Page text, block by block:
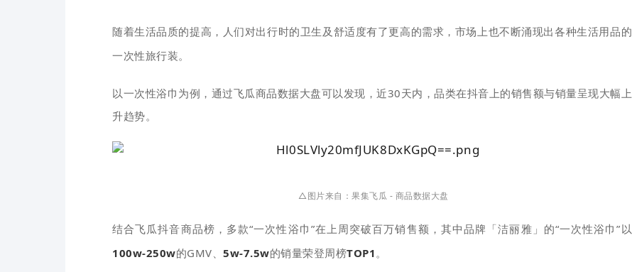
随着生活品质的提高，人们对出行时的卫生及舒适度有了更高的需求，市场上也不断涌现出各种生活用品的
一次性旅行装。
以一次性浴巾为例，通过飞瓜商品数据大盘可以发现，近30天内，品类在抖音上的销售额与销量呈现大幅上
升趋势。
△图片来自： 果集飞瓜 - 商品数据大盘
结合飞瓜抖音商品榜，多款“一次性浴巾”在上周突破百万销售额，其中品牌「洁丽雅」的“一次性浴巾”以
100w-250w的GMV、 5w-7.5w的销量荣登周榜TOP1。